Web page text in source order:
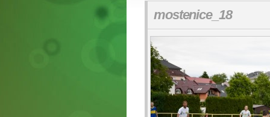
mostenice_18